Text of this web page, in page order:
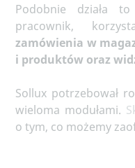
Podobnie działa
pracownik,
zamówienia w
i produktów oraz
Sollux potrzebował
wieloma modułami.
o tym, co możemy